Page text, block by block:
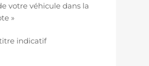
votre véhicule dans la
»
indicatif